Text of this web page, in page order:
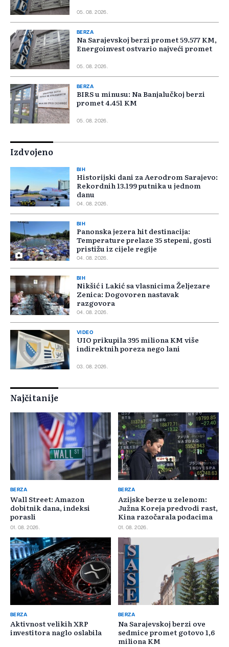
05. 08. 2026.
BERZA
Na Sarajevskoj berzi promet 59.577 KM,
Energoinvest ostvario najveći promet
05. 08. 2026.
BERZA
BIRS u minusu: Na Banjalučkoj berzi
promet 4.451 KM
05. 08. 2026.
Izdvojeno
BIH
Historijski dani za Aerodrom Sarajevo:
Rekordnih 13.199 putnika u jednom
danu
04. 08. 2026.
BIH
Panonska jezera hit destinacija:
Temperature prelaze 35 stepeni, gosti
pristižu iz cijele regije
04. 08. 2026.
BIH
Nikšić i Lakić sa vlasnicima Željezare
Zenica: Dogovoren nastavak
razgovora
04. 08. 2026.
VIDEO
UIO prikupila 395 miliona KM više
indirektnih poreza nego lani
03. 08. 2026.
Najčitanije
BERZA
Wall Street: Amazon
dobitnik dana, indeksi
porasli
01. 08. 2026.
BERZA
Azijske berze u zelenom:
Južna Koreja predvodi rast,
Kina razočarala podacima
01. 08. 2026.
BERZA
Aktivnost velikih XRP
investitora naglo oslabila
BERZA
Na Sarajevskoj berzi ove
sedmice promet gotovo 1,6
miliona KM